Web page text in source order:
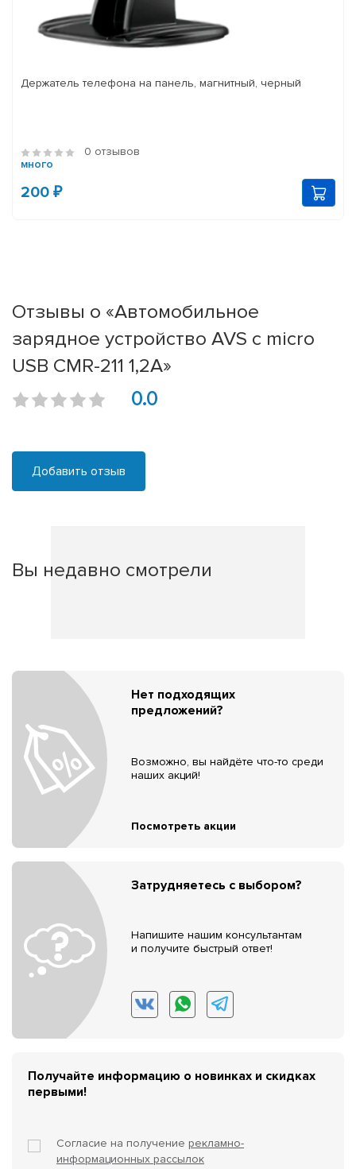
Держатель телефона на панель, магнитный, черный
0 отзывов
много
200 ₽
Отзывы о «Автомобильное
зарядное устройство AVS с micro
USB CMR-211 1,2А»
0.0
Добавить отзыв
Вы недавно смотрели
Нет подходящих
предложений?
Возможно, вы найдёте что-то среди
наших акций!
Посмотреть акции
Затрудняетесь с выбором?
Напишите нашим консультантам
и получите быстрый ответ!
Получайте информацию о новинках и скидках
первыми!
Согласие на получение рекламно-
информационных рассылок